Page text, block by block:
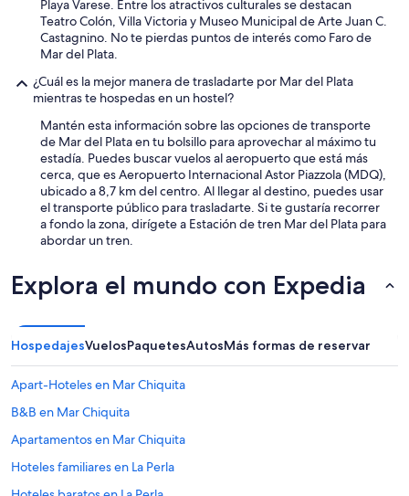
Playa Varese. Entre los atractivos culturales se destacan
Teatro Colón, Villa Victoria y Museo Municipal de Arte Juan C.
Castagnino. No te pierdas puntos de interés como Faro de
Mar del Plata.
¿Cuál es la mejor manera de trasladarte por Mar del Plata
mientras te hospedas en un hostel?
Mantén esta información sobre las opciones de transporte
de Mar del Plata en tu bolsillo para aprovechar al máximo tu
estadía. Puedes buscar vuelos al aeropuerto que está más
cerca, que es Aeropuerto Internacional Astor Piazzola (MDQ),
ubicado a 8,7 km del centro. Al llegar al destino, puedes usar
el transporte público para trasladarte. Si te gustaría recorrer
a fondo la zona, dirígete a Estación de tren Mar del Plata para
abordar un tren.
Explora el mundo con Expedia
HospedajesVuelosPaquetesAutosMás formas de reservar
Apart-Hoteles en Mar Chiquita
B&B en Mar Chiquita
Apartamentos en Mar Chiquita
Hoteles familiares en La Perla